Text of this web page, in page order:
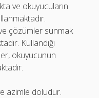
ve okuyucuların
çözümler sunmak
Kullandığı
okuyucunun
azimle doludur.